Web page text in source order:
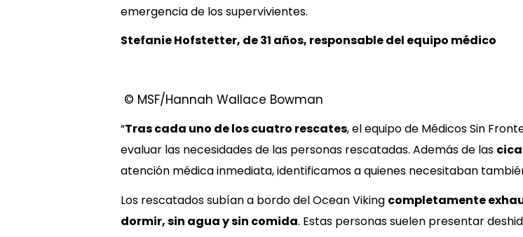
emergencia de los supervivientes.
Stefanie Hofstetter, de 31 años, responsable del equipo médico
© MSF/Hannah Wallace Bowman
“Tras cada uno de los cuatro rescates, el equipo de Médicos Sin
evaluar las necesidades de las personas rescatadas. Además de las
atención médica inmediata, identificamos a quienes necesitaban
Los rescatados subían a bordo del Ocean Viking completamente
dormir, sin agua y sin comida. Estas personas suelen presentar